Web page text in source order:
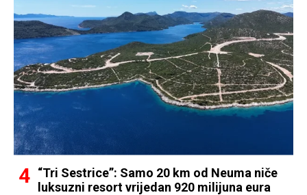
“Tri Sestrice”: Samo 20 km od Neuma niče
luksuzni resort vrijedan 920 milijuna eura